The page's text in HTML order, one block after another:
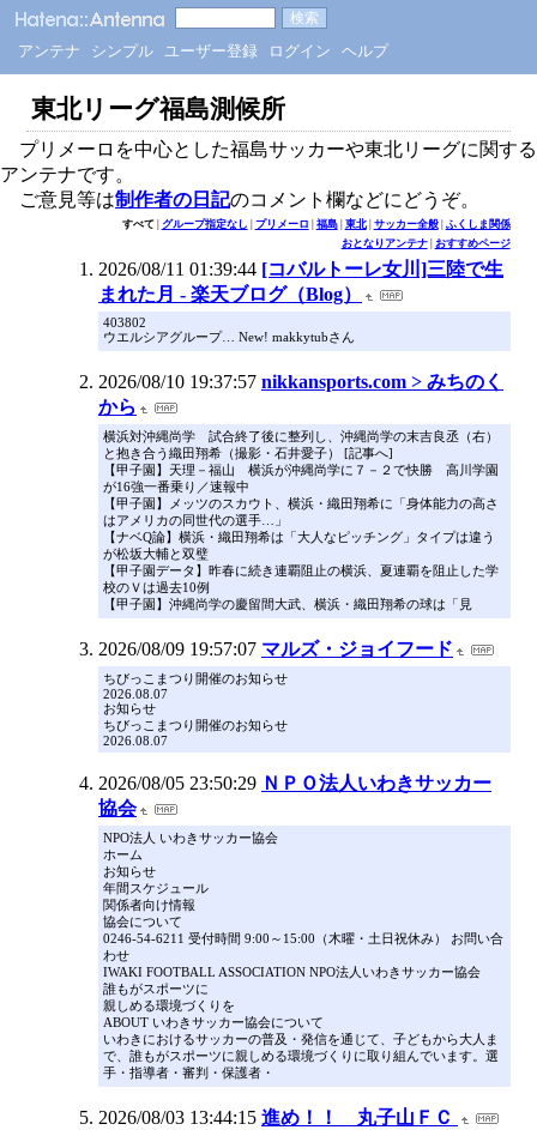
アンテナ シンプル ユーザー登録 ログイン ヘルプ
東北リーグ福島測候所
プリメーロを中心とした福島サッカーや東北リーグに関する
アンテナです。
ご意見等は制作者の日記のコメント欄などにどうぞ。
すべて| グループ指定なし プリメーロ 福島| 東北| サッカー全般| ふくしま関係
おとなりアンテナ| おすすめページ
2026/08/11 01:39:44 [コバルトーレ女川]三陸で生
まれた月 - 楽天ブログ（Blog）
403802
ウエルシアグループ… New! makkytubさん
2026/08/10 19:37:57 nikkansports.com > みちのく
から
横浜対沖縄尚学 試合終了後に整列し、沖縄尚学の末吉良丞（右）
と抱き合う織田翔希（撮影・石井愛子） [記事へ]
【甲子園】天理－福山 横浜が沖縄尚学に７－２で快勝 高川学園
が16強一番乗り／速報中
【甲子園】メッツのスカウト、横浜・織田翔希に「身体能力の高さ
はアメリカの同世代の選手…」
【ナベQ論】横浜・織田翔希は「大人なピッチング」タイプは違う
が松坂大輔と双璧
【甲子園データ】昨春に続き連覇阻止の横浜、夏連覇を阻止した学
校のＶは過去10例
【甲子園】沖縄尚学の慶留間大武、横浜・織田翔希の球は「見
2026/08/09 19:57:07 マルズ・ジョイフード
ちびっこまつり開催のお知らせ
2026.08.07
お知らせ
ちびっこまつり開催のお知らせ
2026.08.07
2026/08/05 23:50:29 ＮＰＯ法人いわきサッカー
協会
NPO法人 いわきサッカー協会
ホーム
お知らせ
年間スケジュール
関係者向け情報
協会について
0246-54-6211 受付時間 9:00～15:00（木曜・土日祝休み） お問い合
わせ
IWAKI FOOTBALL ASSOCIATION NPO法人いわきサッカー協会
誰もがスポーツに
親しめる環境づくりを
ABOUT いわきサッカー協会について
いわきにおけるサッカーの普及・発信を通じて、子どもから大人ま
で、誰もがスポーツに親しめる環境づくりに取り組んでいます。選
手・指導者・審判・保護者・
2026/08/03 13:44:15 進め！！ 丸子山ＦＣ